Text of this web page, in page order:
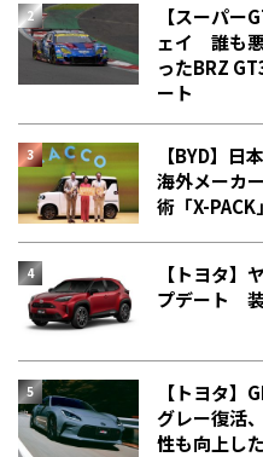
【スーパー
ェイ 誰も
った――BRZ
ート
【BYD】日
海外メーカ
術「X-PACK
【トヨタ】
プデート
【トヨタ
グレー復活
性も向上し